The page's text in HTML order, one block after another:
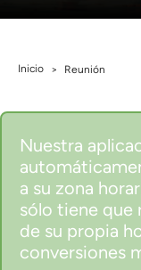
Inicio > Reunión
Nuestra
a su zona
sólo tiene que
de su propia
conversiones